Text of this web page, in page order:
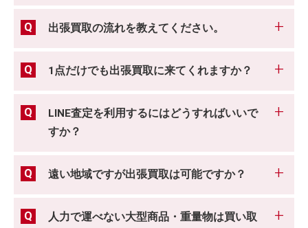
出張買取の流れを教えてください。
1点だけでも出張買取に来てくれますか？
LINE査定を利用するにはどうすればいいで
すか？
遠い地域ですが出張買取は可能ですか？
人力で運べない大型商品・重量物は買い取